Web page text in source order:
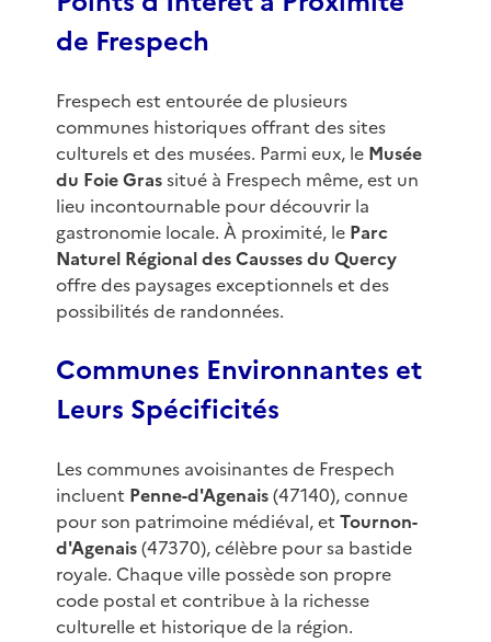
de Frespech
Frespech est entourée de plusieurs
communes historiques offrant des sites
culturels et des musées. Parmi eux, le Musée
du Foie Grassitué à Frespech même, est un
lieu incontournable pour découvrir la
gastronomie locale. À proximité, le Parc
Naturel Régional des Causses du Quercy
offre des paysages exceptionnels et des
possibilités de randonnées.
Communes Environnantes et
Leurs Spécificités
Les communes avoisinantes de Frespech
incluent Penne-d'Agenais(47140), connue
pour son patrimoine médiéval, et Tournon-
d'Agenais(47370), célèbre pour sa bastide
royale. Chaque ville possède son propre
code postal et contribue à la richesse
culturelle et historique de la région.